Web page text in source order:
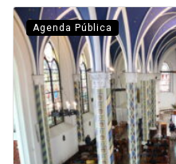
Agenda Pública